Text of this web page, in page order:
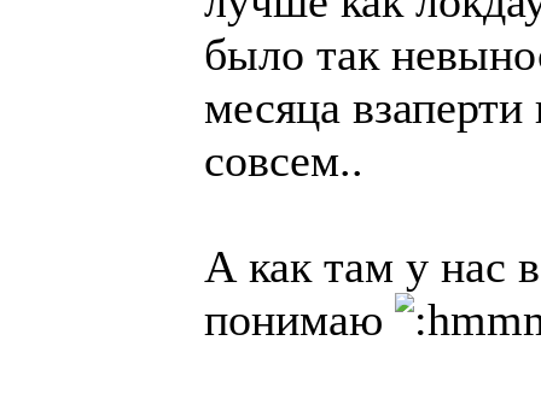
было так
месяца
совсем..
А как там у нас
понимаю